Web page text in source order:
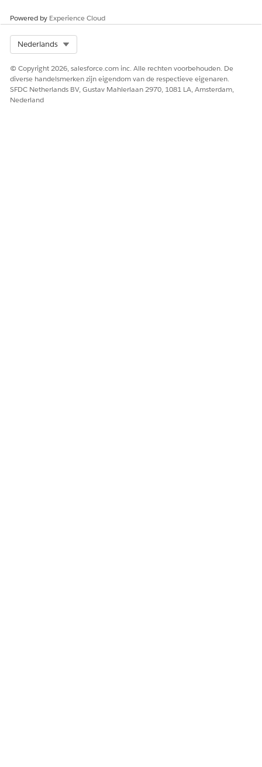
Powered by Experience Cloud
Nederlands
© Copyright 2026, salesforce.com inc. Alle rechten voorbehouden. De
diverse handelsmerken zijn eigendom van de respectieve eigenaren.
SFDC Netherlands BV, Gustav Mahlerlaan 2970, 1081 LA, Amsterdam,
Nederland